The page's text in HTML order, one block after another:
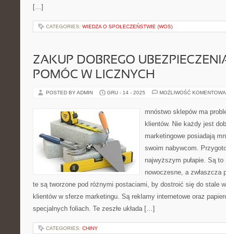
[…]
CATEGORIES: WIEDZA O SPOŁECZEŃSTWIE (WOS)
ZAKUP DOBREGO
POMÓC W LICZNYCH
POSTED BY ADMIN GRU - 14 - 2025 MOŻLIWOŚĆ
mnóstwo sklepów ma
klientów. Nie każdy jest
marketingowe posiadają
swoim nabywcom.
najwyższym pułapie. Są
nowoczesne, a zwłaszcza
te są tworzone pod różnymi postaciami, by dostroić się do stale
klientów w sferze marketingu. Są reklamy internetowe oraz
specjalnych foliach. Te zeszłe układa […]
CATEGORIES: CHINY